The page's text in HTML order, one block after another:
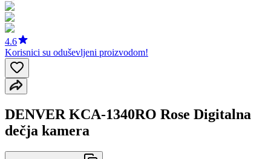
4.6
Korisnici su oduševljeni proizvodom!
DENVER KCA-1340RO Rose Digitalna
dečja kamera